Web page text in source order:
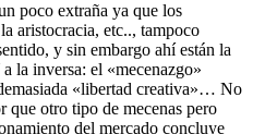
poco extraña ya que los
aristocracia, etc.., tampoco
y sin embargo ahí están la
la inversa: el «mecenazgo»
«libertad creativa»… No
que otro tipo de mecenas pero
del mercado concluye